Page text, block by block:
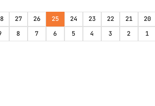
27 26 25 24 23 22 21 20
8 7 6 5 4 3 2 1